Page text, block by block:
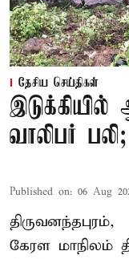
தேசிய செய்திகள்
இடுக்கியில்
வாலிபர்
Published on: 06 Aug
திருவனந்தபுரம்,
கேரள மாநிலம்